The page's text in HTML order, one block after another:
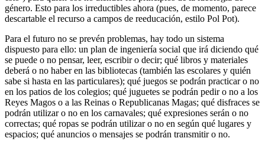
género. Esto para los irreductibles ahora (pues, de momento, parece
descartable el recurso a campos de reeducación, estilo Pol Pot).
Para el futuro no se prevén problemas, hay todo un sistema
dispuesto para ello: un plan de ingeniería social que irá diciendo qué
se puede o no pensar, leer, escribir o decir; qué libros y materiales
deberá o no haber en las bibliotecas (también las escolares y quién
sabe si hasta en las particulares); qué juegos se podrán practicar o no
en los patios de los colegios; qué juguetes se podrán pedir o no a los
Reyes Magos o a las Reinas o Republicanas Magas; qué disfraces se
podrán utilizar o no en los carnavales; qué expresiones serán o no
correctas; qué ropas se podrán utilizar o no en según qué lugares y
espacios; qué anuncios o mensajes se podrán transmitir o no.